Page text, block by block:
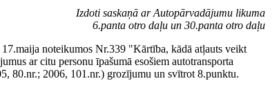
Izdoti saskaņā ar Autopārvadājumu likuma
6.panta otro daļu un 30.panta otro daļu
noteikumos Nr.339 "Kārtība, kādā atļauts veikt
ar citu personu īpašumā esošiem autotransporta
80.nr.; 2006, 101.nr.) grozījumu un svītrot 8.punktu.